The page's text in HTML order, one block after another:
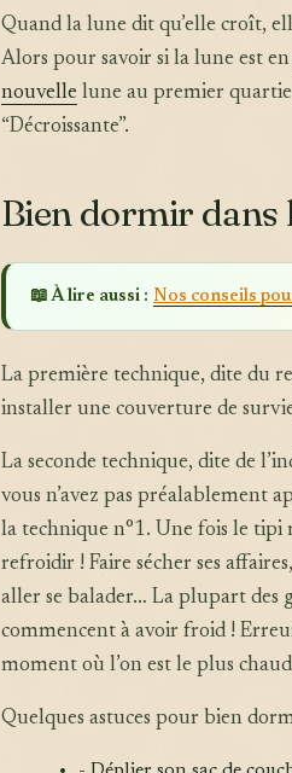
Quand la lune dit qu’elle croît,
Alors pour savoir si la lune est en
nouvelle lune au premier
“Décroissante”.
Bien dormir dans
📖 À lire aussi : Nos conseils
La première technique, dite du
installer une couverture de
La seconde technique, dite de
vous n’avez pas préalablement
la technique n°1. Une fois le
refroidir ! Faire sécher ses
aller se balader… La plupart des
commencent à avoir froid !
moment où l’on est le plus
Quelques astuces pour bien